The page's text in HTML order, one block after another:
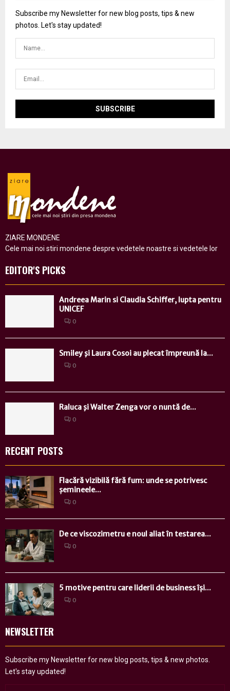
Subscribe my Newsletter for new blog posts, tips & new
photos. Let's stay updated!
ZIARE MONDENE
Cele mai noi stiri mondene despre vedetele noastre si vedetele lor
EDITOR'S PICKS
Andreea Marin si Claudia Schiffer, lupta pentru
UNICEF
0
Smiley şi Laura Cosoi au plecat împreună la...
0
Raluca şi Walter Zenga vor o nuntă de...
0
RECENT POSTS
Flacără vizibilă fără fum: unde se potrivesc
șemineele...
0
De ce viscozimetru e noul aliat în testarea...
0
5 motive pentru care liderii de business își...
0
NEWSLETTER
Subscribe my Newsletter for new blog posts, tips & new photos.
Let's stay updated!